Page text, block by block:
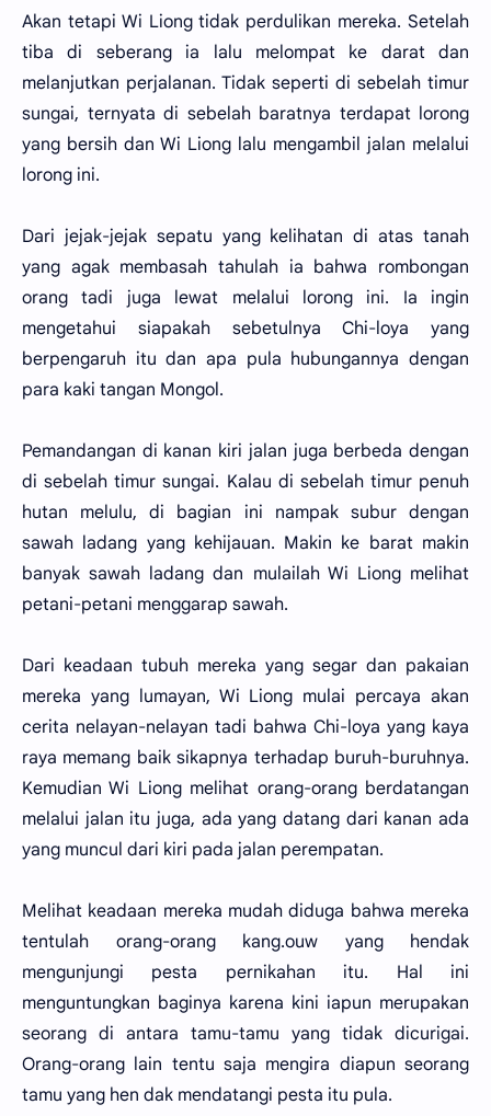
Akan tetapi Wi Liong tidak perdulikan mereka. Setelah
tiba di seberang ia lalu melompat ke darat dan
melanjutkan perjalanan. Tidak seperti di sebelah timur
sungai, ternyata di sebelah baratnya terdapat lorong
yang bersih dan Wi Liong lalu mengambil jalan melalui
lorong ini.
Dari jejak-jejak sepatu yang kelihatan di atas tanah
yang agak membasah tahulah ia bahwa rombongan
orang tadi juga lewat melalui lorong ini. Ia ingin
mengetahui siapakah sebetulnya Chi-loya yang
berpengaruh itu dan apa pula hubungannya dengan
para kaki tangan Mongol.
Pemandangan di kanan kiri jalan juga berbeda dengan
di sebelah timur sungai. Kalau di sebelah timur penuh
hutan melulu, di bagian ini nampak subur dengan
sawah ladang yang kehijauan. Makin ke barat makin
banyak sawah ladang dan mulailah Wi Liong melihat
petani-petani menggarap sawah.
Dari keadaan tubuh mereka yang segar dan pakaian
mereka yang lumayan, Wi Liong mulai percaya akan
cerita nelayan-nelayan tadi bahwa Chi-loya yang kaya
raya memang baik sikapnya terhadap buruh-buruhnya.
Kemudian Wi Liong melihat orang-orang berdatangan
melalui jalan itu juga, ada yang datang dari kanan ada
yang muncul dari kiri pada jalan perempatan.
Melihat keadaan mereka mudah diduga bahwa mereka
tentulah orang-orang kang.ouw yang hendak
mengunjungi pesta pernikahan itu. Hal ini
menguntungkan baginya karena kini iapun merupakan
seorang di antara tamu-tamu yang tidak dicurigai.
Orang-orang lain tentu saja mengira diapun seorang
tamu yang hen dak mendatangi pesta itu pula.